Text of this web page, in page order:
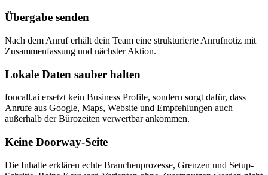
Übergabe senden
Nach dem Anruf erhält dein Team eine strukturierte Anrufnotiz mit
Zusammenfassung und nächster Aktion.
Lokale Daten sauber halten
foncall.ai ersetzt kein Business Profile, sondern sorgt dafür, dass
Anrufe aus Google, Maps, Website und Empfehlungen auch
außerhalb der Bürozeiten verwertbar ankommen.
Keine Doorway-Seite
Die Inhalte erklären echte Branchenprozesse, Grenzen und Setup-